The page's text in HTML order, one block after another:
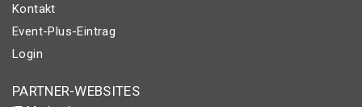
Kontakt
Event-Plus-Eintrag
Login
PARTNER-WEBSITES